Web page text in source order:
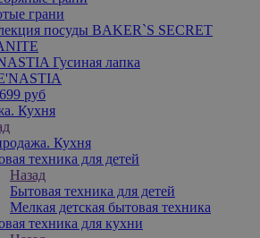
грани
посуды BAKER`S SECRET
Гусиная лапка
руб
Кухня
Кухня
техника для детей
Назад
Бытовая техника для детей
Мелкая детская бытовая техника
техника для кухни